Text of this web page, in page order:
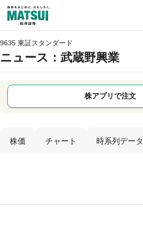
9635 東証スタンダード
ニュース ：武蔵野興業
株アプリで注文
株価 チャート 時系列データ